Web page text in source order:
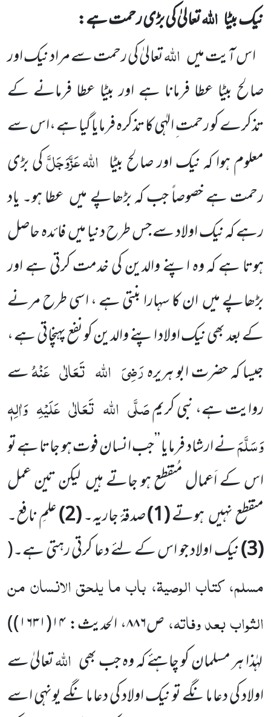
نیک بیٹا اللہتعالیٰ کی بڑی رحمت ہے:
اس آیت میں اللہتعالیٰ کی رحمت سے مراد نیک اور
صالح بیٹا عطا فرمانا ہے اور بیٹا عطا فرمانے کے
تذکرے کو رحمت ِ الہٰی کا تذکرہ فرمایا گیا ہے ،اس سے
معلوم ہوا کہ نیک اور صالح بیٹا اللہعَزَّوَجَلَّکی بڑی
رحمت ہے خصوصاً جب کہ بڑھاپے میں عطا ہو۔ یاد
رہے کہ نیک اولاد سے جس طرح دنیا میں فائدہ حاصل
ہوتا ہے کہ وہ اپنے والدین کی خدمت کرتی ہے اور
بڑھاپے میں ان کا سہارا بنتی ہے ، اسی طرح مرنے
کے بعد بھی نیک اولاد اپنے والدین کو نفع پہنچاتی ہے ،
جیسا کہ حضرت ابو ہریرہرَضِیَ اللہ تَعَالٰی عَنْہُسے
روایت ہے، نبی کریمصَلَّی اللہ تَعَالٰی عَلَیْہِ وَاٰلِہٖ
وَسَلَّمَنے ارشاد فرمایا ’’جب انسان فوت ہو جاتا ہے تو
اس کے اَعمال مُنقطع ہو جاتے ہیں لیکن تین عمل
منقطع نہیں ہوتے(1) صدقۂ جاریہ۔(2)
علمِ نافع۔
(3) نیک اولاد جو اس کے لئے دعا کرتی رہتی ہے۔(
مسلم، کتاب الوصیۃ، باب ما یلحق الانسان من
الثواب بعد وفاتہ،ص۸۸۶، الحدیث:۱۴(۱۶۳۱)
)
لہٰذا ہر مسلمان کو چاہئے کہ وہ جب بھی اللہتعالیٰ سے
اولاد کی دعا مانگے تو نیک اولاد کی دعا مانگے یونہی اسے